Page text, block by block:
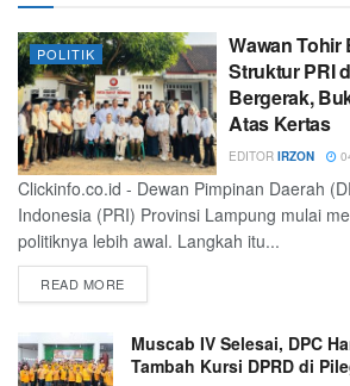
POLITIK
Wawan Tohir
Struktur PRI
Bergerak,
Atas Kertas
EDITOR IRZON
Clickinfo.co.id - Dewan Pimpinan Daerah
Indonesia (PRI) Provinsi Lampung mulai
politiknya lebih awal. Langkah itu...
READ MORE
Muscab IV Selesai, DPC
Tambah Kursi DPRD di